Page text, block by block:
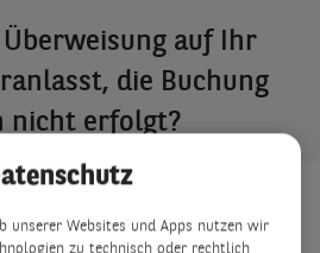
auf Ihr
die Buchung
nicht erfolgt?
Formular für die
unserer Websites und Apps nutzen wir
zu technisch oder rechtlich